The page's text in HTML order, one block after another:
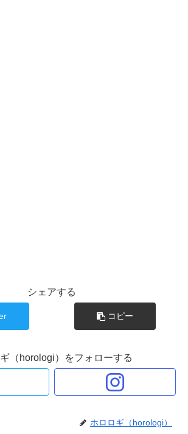
シェアする
コピー
（horologi）をフォローする
ホロロギ（horologi）